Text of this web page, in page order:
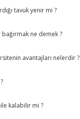
tavuk yenir mi ?
bağırmak ne demek ?
avantajları nelerdir ?
kalabilir mi ?